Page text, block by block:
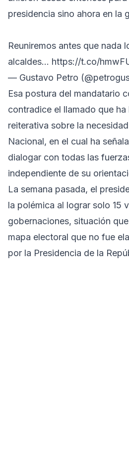
presidencia sino ahora en la
Reuniremos antes que nada
alcaldes… https://t.co/
— Gustavo Petro
Esa postura del mandatario
contradice el llamado que ha
reiterativa sobre la
Nacional, en el cual ha
dialogar con todas las
independiente de su
La semana pasada, el
la polémica al lograr solo 15
gobernaciones, situación
mapa electoral que no fue
por la Presidencia de la